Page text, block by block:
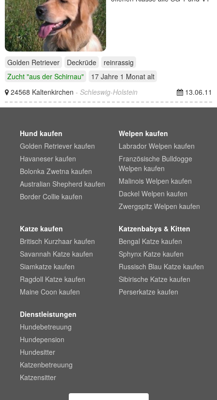
Golden Retriever Deckrüde
reinrassig
Zucht "aus der Schirnau"
17 Jahre 1 Monat alt
24568 Kaltenkirchen - Schleswig-Holstein 13.06.11
Hund kaufen
Golden Retriever kaufen
Havaneser kaufen
Bolonka Zwetna kaufen
Australian Shepherd kaufen
Border Collie kaufen
Welpen kaufen
Labrador Welpen kaufen
Französische Bulldogge
Welpen kaufen
Malinois Welpen kaufen
Dackel Welpen kaufen
Zwergspitz Welpen kaufen
Katze kaufen
Britisch Kurzhaar kaufen
Savannah Katze kaufen
Siamkatze kaufen
Ragdoll Katze kaufen
Maine Coon kaufen
Katzenbabys & Kitten
Bengal Katze kaufen
Sphynx Katze kaufen
Russisch Blau Katze kaufen
Sibirische Katze kaufen
Perserkatze kaufen
Dienstleistungen
Hundebetreuung
Hundepension
Hundesitter
Katzenbetreuung
Katzensitter